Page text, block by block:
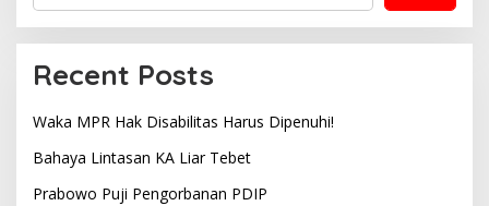
Recent Posts
Waka MPR Hak Disabilitas Harus Dipenuhi!
Bahaya Lintasan KA Liar Tebet
Prabowo Puji Pengorbanan PDIP